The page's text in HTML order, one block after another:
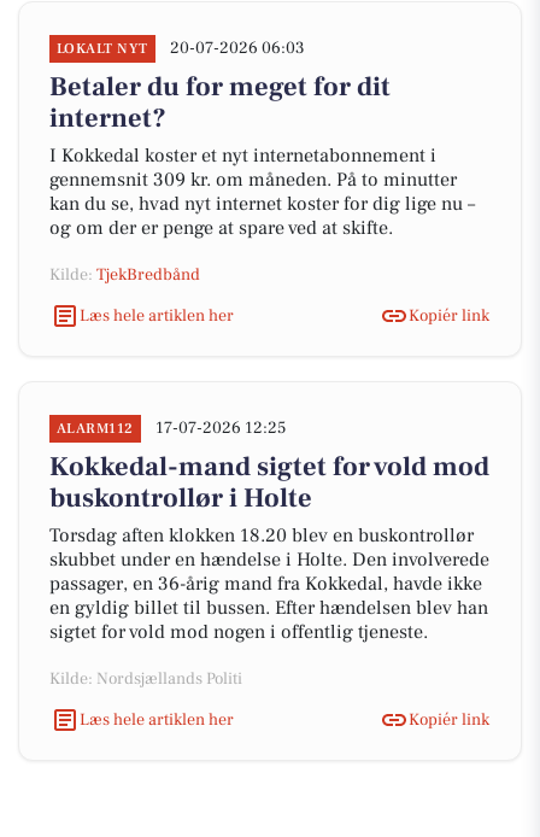
LOKALT NYT 20-07-2026 06:03
Betaler du for meget for dit
internet?
I Kokkedal koster et nyt internetabonnement i
gennemsnit 309 kr. om måneden. På to minutter
kan du se, hvad nyt internet koster for dig lige nu –
og om der er penge at spare ved at skifte.
Kilde: TjekBredbånd
Læs hele artiklen her
Kopiér link
ALARM112 17-07-2026 12:25
Kokkedal-mand sigtet for vold mod
buskontrollør i Holte
Torsdag aften klokken 18.20 blev en buskontrollør
skubbet under en hændelse i Holte. Den involverede
passager, en 36-årig mand fra Kokkedal, havde ikke
en gyldig billet til bussen. Efter hændelsen blev han
sigtet for vold mod nogen i offentlig tjeneste.
Kilde: Nordsjællands Politi
Læs hele artiklen her
Kopiér link